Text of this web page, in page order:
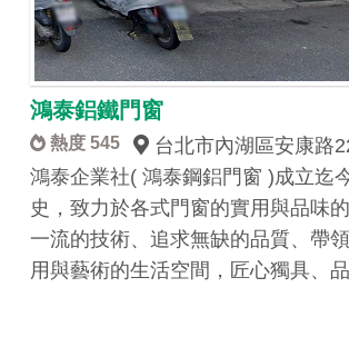
鴻泰鋁鐵門窗
熱度 545
台北市內湖區安康路
鴻泰企業社( 鴻泰鋼鋁門窗 )成立迄
史，致力於各式門窗的實用與品味
一流的技術、追求無缺的品質、帶
用與藝術的生活空間，匠心獨具、